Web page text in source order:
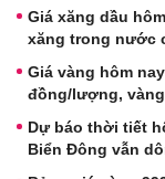
Giá xăng dầu
xăng trong nước
Giá vàng hôm
đồng/lượng,
Dự báo thời tiết
Biển Đông vẫn